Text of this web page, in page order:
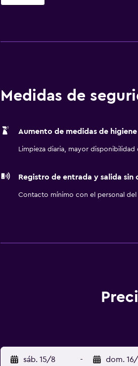
incluyen escritorio y teléfono; se
Medidas de
Aumento de medidas de higiene
Limpieza diaria, mayor
Registro de entrada y salida sin
Contacto mínimo con el personal
sáb. 15/8 - dom.